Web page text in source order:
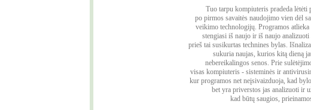
Tuo tarpu kompiuteris pradeda lėtėti
po pirmos savaitės naudojimo vien dėl
veikimo technologijų. Programos
stengiasi iš naujo ir iš naujo analizuoti
prieš tai susikurtas technines bylas.
sukuria naujas, kurios kitą dieną
nebereikalingos senos. Prie
visas kompiuteris - sisteminės ir
kur programos net neįsivaizduoja, kad
bet yra priverstos jas analizuoti ir
kad būtų saugios,